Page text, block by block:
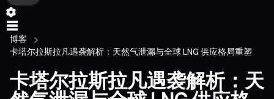
博客
卡塔尔拉斯拉凡遇袭解析：天然气泄漏与全球 LNG 供应格局重塑
卡塔尔拉斯拉凡遇袭解析：天